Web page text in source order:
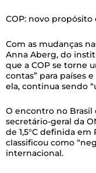
COP: novo
Com as mudanças
Anna Aberg, do
que a COP se torne
contas” para países
ela, continua sendo
O encontro no
secretário-geral da
de 1,5°C definida
classificou como
internacional.